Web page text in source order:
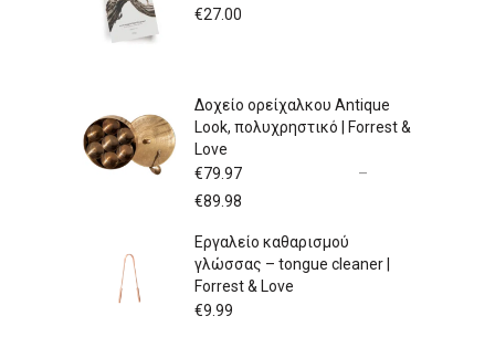
€27.00
Δοχείο ορείχαλκου Antique
Look, πολυχρηστικό | Forrest &
Love
€79.97
–
€89.98
through
Εργαλείο καθαρισμού
γλώσσας – tongue cleaner |
Forrest & Love
€9.99